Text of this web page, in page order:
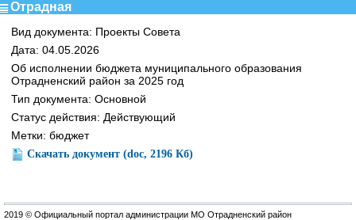
Отрадная
Вид документа: Проекты Совета
Дата: 04.05.2026
Об исполнении бюджета муниципального образования
Отрадненский район за 2025 год
Тип документа: Основной
Статус действия: Действующий
Метки: бюджет
Скачать документ (doc, 2196 Кб)
2019 © Официальный портал администрации МО Отрадненский район